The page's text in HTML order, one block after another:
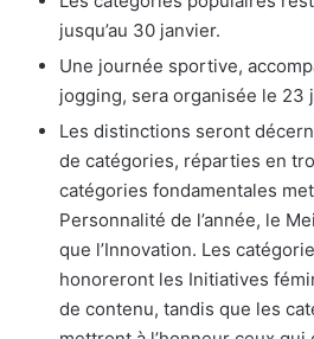
jusqu’au 30 janvier.
Une journée sportive,
jogging, sera organisée le 23
Les distinctions seront
de catégories, réparties en
catégories fondamentales
Personnalité de l’année, le
que l’Innovation. Les
honoreront les Initiatives
de contenu, tandis que les